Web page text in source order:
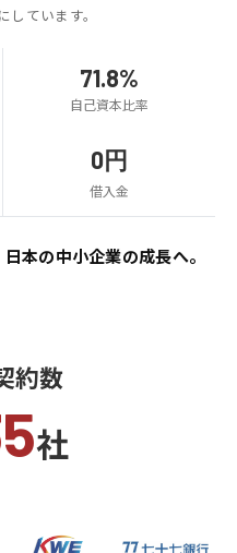
しています。
71.8%
自己資本比率
0円
借入金
日本の中小企業の成長へ。
約数
社